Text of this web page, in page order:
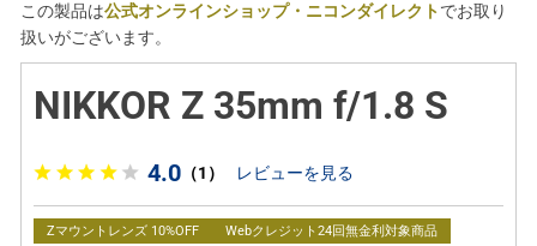
この製品は公式オンラインショップ・ニコンダイレクトでお取り
扱いがございます。
NIKKOR Z 35mm f/1.8 S
4.0（1） レビューを見る
Zマウントレンズ 10%OFF Webクレジット24回無金利対象商品